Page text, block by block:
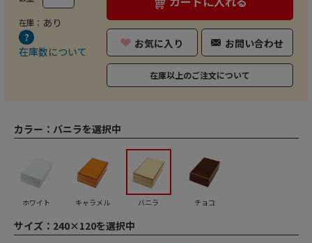
在庫： あり
在庫数について
お気に入り お問い合わせ
在庫以上のご注文について
カラー： バニラを選択中
ホワイト キャラメル バニラ チョコ
サイズ： 240×120を選択中